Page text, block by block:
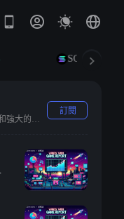
SOL$75.48 +2.10%
透過易用的可視化工具和強大的多鏈API，幫助分析師、建設者和投資者將區塊鏈數據轉化為洞察力。
訂閱